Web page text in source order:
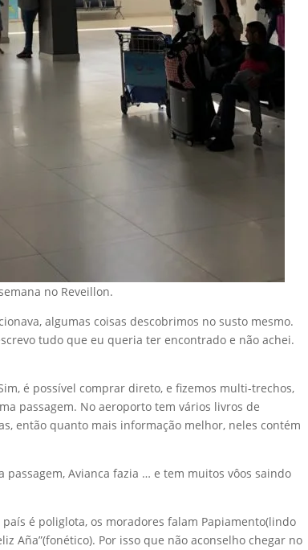
no Reveillon.
algumas coisas descobrimos no susto mesmo.
tudo que eu queria ter encontrado e não achei.
é possível comprar direto, e fizemos multi-trechos,
passagem. No aeroporto tem vários livros de
então quanto mais informação melhor, neles contém
Avianca fazia … e tem muitos vôos saindo
é poliglota, os moradores falam Papiamento(lindo
Aña”(fonético). Por isso que não aconselho chegar no